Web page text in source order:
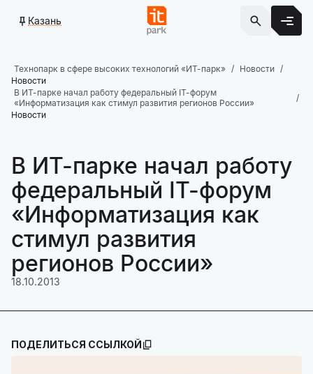
Казань
Технопарк в сфере высоких технологий «ИТ-парк»
Новости
Новости
В ИТ-парке начал работу федеральный IT-форум
«Информатизация как стимул развития регионов России»
Новости
В ИТ-парке начал работу
федеральный IT-форум
«Информатизация как
стимул развития
регионов России»
18.10.2013
ПОДЕЛИТЬСЯ ССЫЛКОЙ